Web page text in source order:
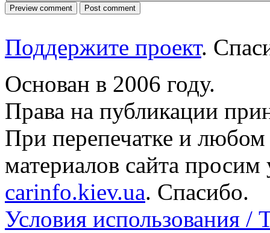
Поддержите проект.
Основан в 2006 году.
Права на публикации
При перепечатке и
материалов сайта просим
carinfo.kiev.ua. Спасибо.
Условия использования /